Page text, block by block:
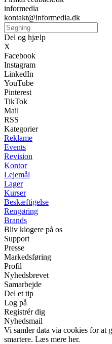
informedia
kontakt@informedia.dk
Del og hjælp
X
Facebook
Instagram
LinkedIn
YouTube
Pinterest
TikTok
Mail
RSS
Kategorier
Reklame
Events
Revision
Kontor
Lejemål
Lager
Kurser
Beskæftigelse
Rengøring
Brands
Bliv klogere på os
Support
Presse
Markedsføring
Profil
Nyhedsbrevet
Samarbejde
Del et tip
Log på
Registrér dig
Nyhedsmail
Vi samler data via cookies for at
smartere. Læs mere her.